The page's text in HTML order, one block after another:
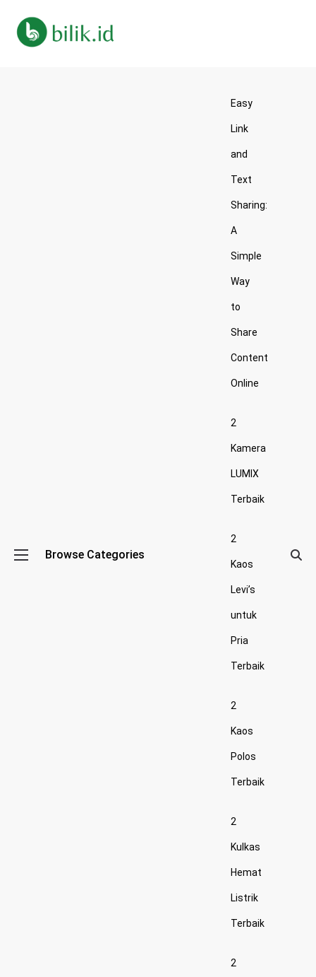
Browse Categories
Easy
Link
and
Text
Sharing:
A
Simple
Way
to
Share
Content
Online
2
Kamera
LUMIX
Terbaik
2
Kaos
Levi’s
untuk
Pria
Terbaik
2
Kaos
Polos
Terbaik
2
Kulkas
Hemat
Listrik
Terbaik
2